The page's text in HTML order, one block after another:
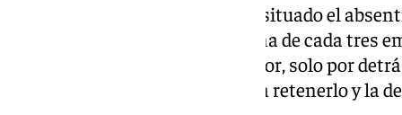
Las compañías españolas han situado el
principales preocupaciones. Una de cada tres
aumento respecto al año anterior, solo por
cualificado, las dificultades para retenerlo y la